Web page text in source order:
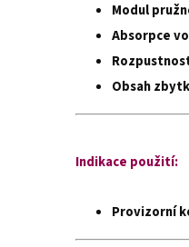
Modul
Absorpce
Obsah
Indikace použití:
Provizorní